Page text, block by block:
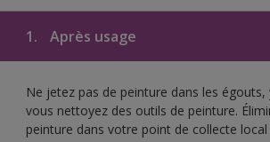
1. Après usage
Ne jetez pas de peinture dans les
vous nettoyez des outils de peinture.
peinture dans votre point de collecte